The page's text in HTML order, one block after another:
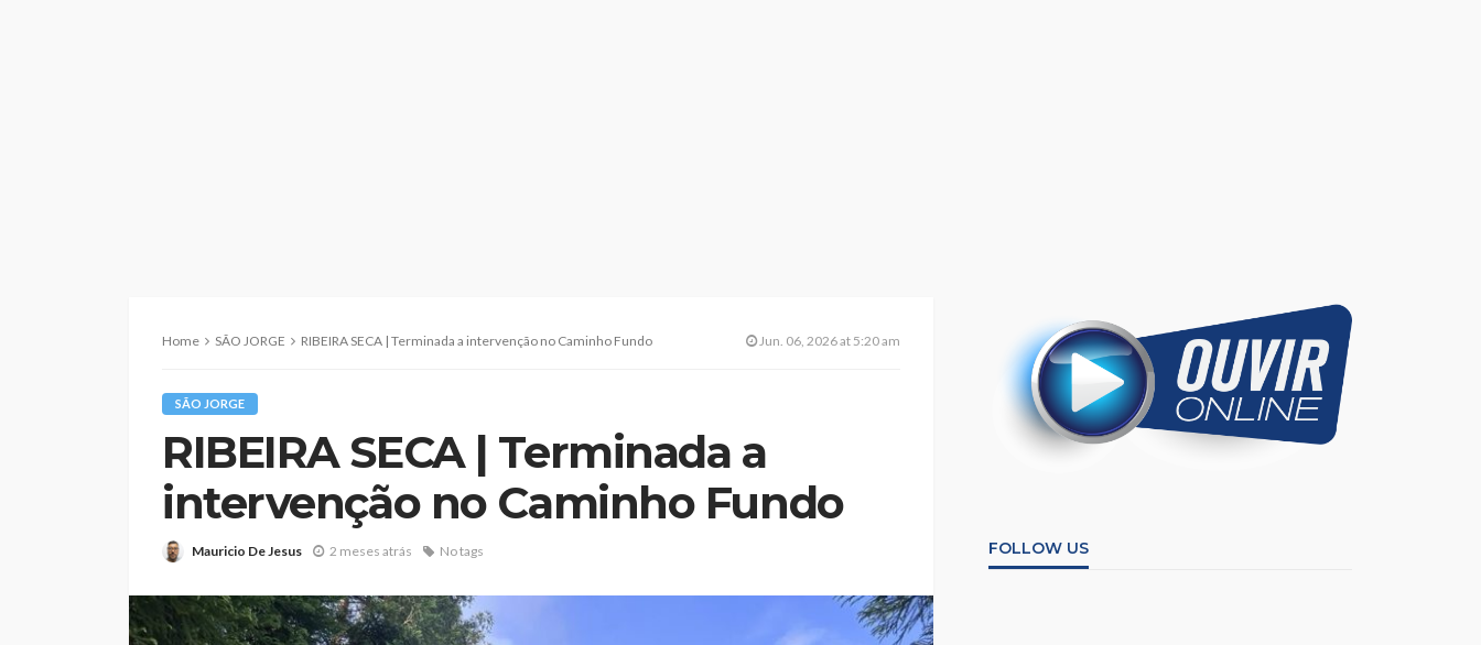
Home SÃO JORGE RIBEIRA SECA | Terminada a intervenção no Caminho Fundo Jun. 06, 2026 at 5:20 am
SÃO JORGE
RIBEIRA SECA | Terminada a
intervenção no Caminho Fundo
Mauricio De Jesus 2 meses atrás No tags FOLLOW US